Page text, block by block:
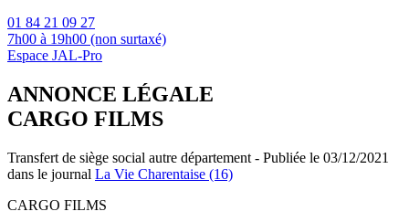
01 84 21 09 27
7h00 à 19h00 (non surtaxé)
Espace JAL-Pro
ANNONCE LÉGALE
CARGO FILMS
Transfert de siège social autre département - Publiée le 03/12/2021
dans le journal La Vie Charentaise (16)
CARGO FILMS